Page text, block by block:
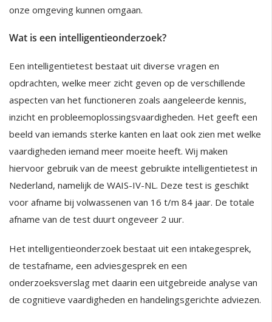
onze omgeving kunnen omgaan.
Wat is een intelligentieonderzoek?
Een intelligentietest bestaat uit diverse vragen en
opdrachten, welke meer zicht geven op de verschillende
aspecten van het functioneren zoals aangeleerde kennis,
inzicht en probleemoplossingsvaardigheden. Het geeft een
beeld van iemands sterke kanten en laat ook zien met welke
vaardigheden iemand meer moeite heeft. Wij maken
hiervoor gebruik van de meest gebruikte intelligentietest in
Nederland, namelijk de WAIS-IV-NL. Deze test is geschikt
voor afname bij volwassenen van 16 t/m 84 jaar. De totale
afname van de test duurt ongeveer 2 uur.
Het intelligentieonderzoek bestaat uit een intakegesprek,
de testafname, een adviesgesprek en een
onderzoeksverslag met daarin een uitgebreide analyse van
de cognitieve vaardigheden en handelingsgerichte adviezen.